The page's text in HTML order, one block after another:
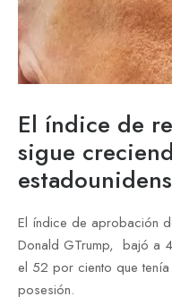
El índice de
sigue
El índice de aprobación
Donald GTrump, bajó a
el 52 por ciento que
posesión.